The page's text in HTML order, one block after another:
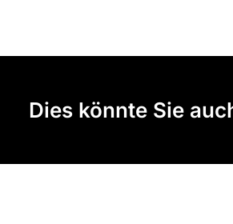
Dies könnte Sie